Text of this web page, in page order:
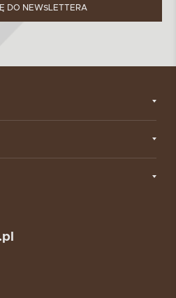
DO NEWSLETTERA